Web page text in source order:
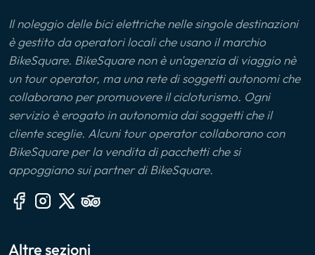
Il noleggio delle bici elettriche nelle singole destinazioni
è gestito da operatori locali che usano il marchio
BikeSquare. BikeSquare non è un'agenzia di viaggio nè
un tour operator, ma una rete di soggetti autonomi che
collaborano per promuovere il cicloturismo. Ogni
servizio è erogato in autonomia dai soggetti che il
cliente sceglie. Alcuni tour operator collaborano con
BikeSquare per la vendita di pacchetti che si
appoggiano sui partner di BikeSquare.
Altre sezioni